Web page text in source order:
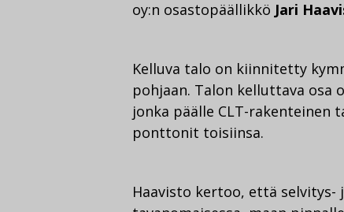
oy:n osastopäällikkö Jari
Kelluva talo on kiinnitetty
pohjaan. Talon kelluttava
jonka päälle CLT-rakenteinen
ponttonit toisiinsa.
Haavisto kertoo, että